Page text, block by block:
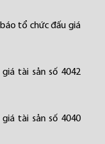
tổ chức đấu giá
tài sản số 4042
tài sản số 4040